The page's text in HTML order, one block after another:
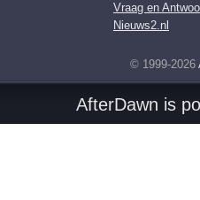
Vraag en
Nieuws2.nl
© 1999-2026
AfterDawn is